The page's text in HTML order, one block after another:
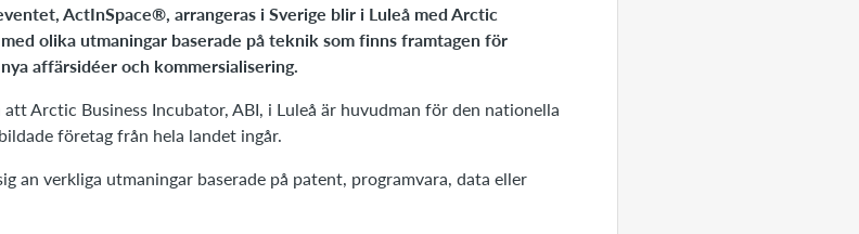
ActInSpace®, arrangeras i Sverige blir i Luleå med Arctic
olika utmaningar baserade på teknik som finns framtagen för
affärsidéer och kommersialisering.
Arctic Business Incubator, ABI, i Luleå är huvudman för den nationella
företag från hela landet ingår.
an verkliga utmaningar baserade på patent, programvara, data eller